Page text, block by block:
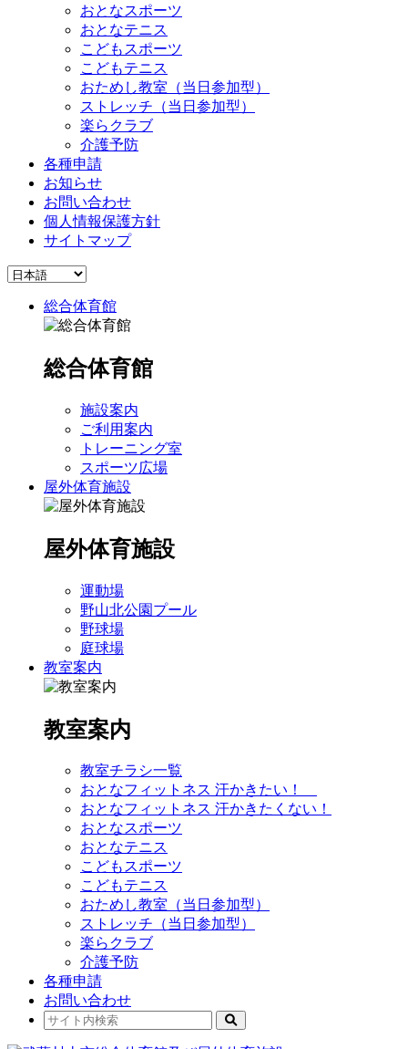
おとなスポーツ
おとなテニス
こどもスポーツ
こどもテニス
おためし教室（当日参加型）
ストレッチ（当日参加型）
楽らクラブ
介護予防
各種申請
お知らせ
お問い合わせ
個人情報保護方針
サイトマップ
総合体育館
総合体育館
施設案内
ご利用案内
トレーニング室
スポーツ広場
屋外体育施設
屋外体育施設
運動場
野山北公園プール
野球場
庭球場
教室案内
教室案内
教室チラシ一覧
おとなフィットネス 汗かきたい！
おとなフィットネス 汗かきたくない！
おとなスポーツ
おとなテニス
こどもスポーツ
こどもテニス
おためし教室（当日参加型）
ストレッチ（当日参加型）
楽らクラブ
介護予防
各種申請
お問い合わせ